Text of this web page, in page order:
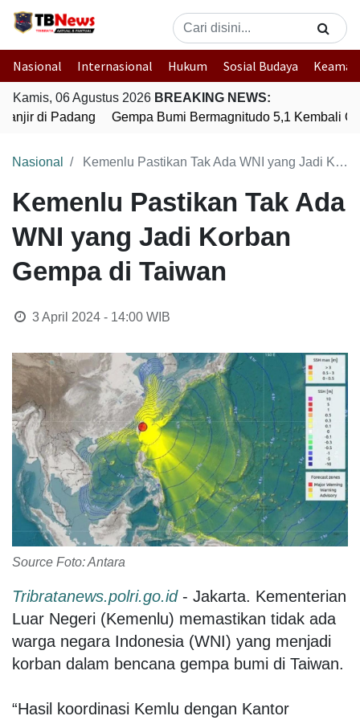
Nasional Internasional Hukum Sosial Budaya
Kamis, 06 Agustus 2026 BREAKING NEWS:
di Padang
Gempa Bumi Bermagnitudo 5,1 Kembali
Nasional Kemenlu Pastikan Tak Ada WNI yang Jadi Korban Gempa di Taiwan
Kemenlu Pastikan Tak Ada
WNI yang Jadi Korban
Gempa di Taiwan
3 April 2024 - 14:00WIB
Source Foto: Antara
Tribratanews.polri.go.id- Jakarta. Kementerian
Luar Negeri (Kemenlu) memastikan tidak ada
warga negara Indonesia (WNI) yang menjadi
korban dalam bencana gempa bumi di Taiwan.
“Hasil koordinasi Kemlu dengan Kantor